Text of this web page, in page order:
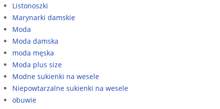
Listonoszki
Marynarki damskie
Moda
Moda damska
moda męska
Moda plus size
Modne sukienki na wesele
Niepowtarzalne sukienki na wesele
obuwie